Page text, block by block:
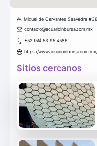
Av. Miguel de Cervantes Saavedra
contacto@acuarioinbursa.com.mx
+52 (55) 53 95 4586
https://
Sitios cercanos